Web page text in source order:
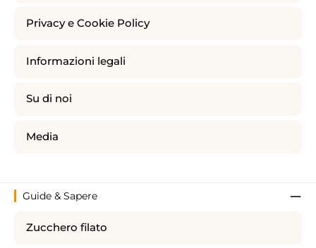
Privacy e Cookie Policy
Informazioni legali
Su di noi
Media
Guide & Sapere
Zucchero filato